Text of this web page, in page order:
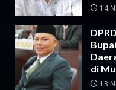
14
di
13